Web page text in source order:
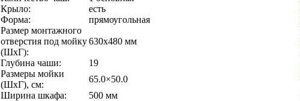
Крыло:
есть
Форма:
прямоугольная
Размер монтажного
отверстия под мойку
(ШхГ):
630х480 мм
Глубина чаши:
19
Размеры мойки
(ШхГ), см:
65.0×50.0
Ширина шкафа:
500 мм